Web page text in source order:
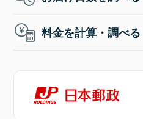
料金を計算・調べる